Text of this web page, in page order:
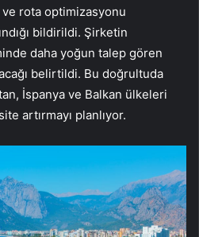
rota optimizasyonu
bildirildi. Şirketin
daha yoğun talep gören
belirtildi. Bu doğrultuda
İspanya ve Balkan ülkeleri
artırmayı planlıyor.